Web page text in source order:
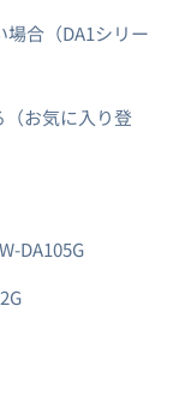
合（DA1シリー
（お気に入り登
DA105G